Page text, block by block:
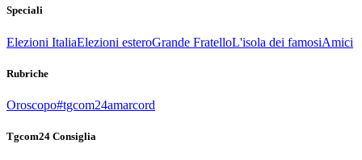
Speciali
Elezioni ItaliaElezioni esteroGrande FratelloL'isola dei famosiAmici
Rubriche
Oroscopo#tgcom24amarcord
Tgcom24 Consiglia